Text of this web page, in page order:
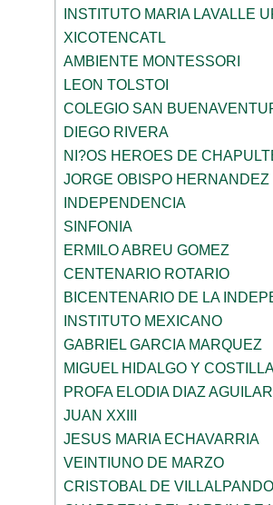
INSTITUTO MARIA LAVALLE
XICOTENCATL
AMBIENTE MONTESSORI
LEON TOLSTOI
COLEGIO SAN
DIEGO RIVERA
NI?OS HEROES DE
JORGE OBISPO HERNANDEZ
INDEPENDENCIA
SINFONIA
ERMILO ABREU GOMEZ
CENTENARIO ROTARIO
BICENTENARIO DE LA
INSTITUTO MEXICANO
GABRIEL GARCIA MARQUEZ
MIGUEL HIDALGO Y
PROFA ELODIA DIAZ AGUILAR
JUAN XXIII
JESUS MARIA ECHAVARRIA
VEINTIUNO DE MARZO
CRISTOBAL DE VILLALPANDO